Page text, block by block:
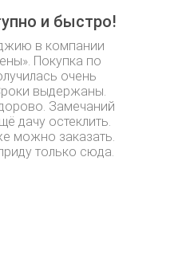
и быстро!
в компании
Покупка по
очень
выдержаны.
Замечаний
дачу остеклить.
можно заказать.
только сюда.